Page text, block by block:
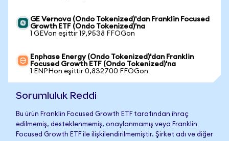
GE Vernova (Ondo Tokenized)'dan Franklin Focused
Growth ETF (Ondo Tokenized)'na
1 GEVon eşittir 19,9538 FFOGon
Enphase Energy (Ondo Tokenized)'dan Franklin
Focused Growth ETF (Ondo Tokenized)'na
1 ENPHon eşittir 0,832700 FFOGon
Sorumluluk Reddi
Bu ürün Franklin Focused Growth ETF tarafından ihraç
edilmemiş, desteklenmemiş, onaylanmamış veya Franklin
Focused Growth ETF ile ilişkilendirilmemiştir. Şirket adı ve diğer